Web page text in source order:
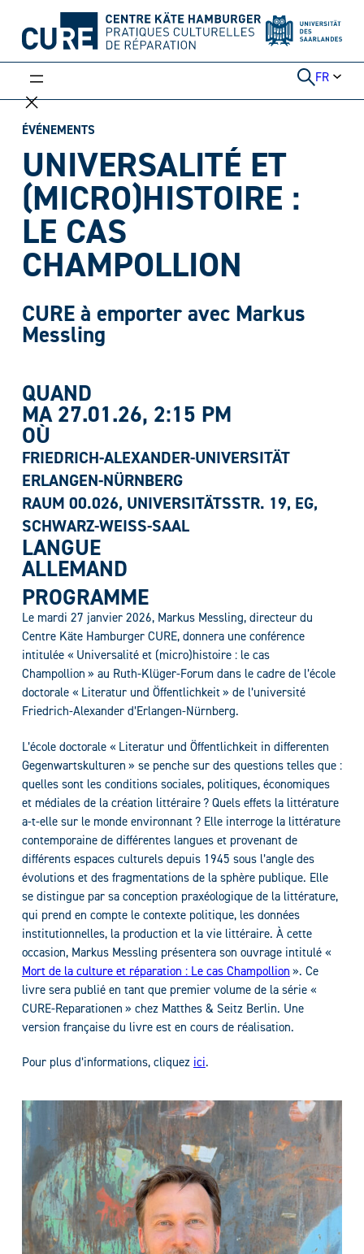
contenu
FR
ÉVÉNEMENTS
UNIVERSALITÉ ET
(MICRO)HISTOIRE :
LE CAS
CHAMPOLLION
CURE à emporter avec Markus
Messling
QUAND
MA 27.01.26, 2:15 PM
OÙ
FRIEDRICH-ALEXANDER-UNIVERSITÄT
ERLANGEN-NÜRNBERG
RAUM 00.026, UNIVERSITÄTSSTR. 19, EG,
SCHWARZ-WEISS-SAAL
LANGUE
ALLEMAND
PROGRAMME
Le mardi 27 janvier 2026, Markus Messling, directeur du
Centre Käte Hamburger CURE, donnera une conférence
intitulée « Universalité et (micro)histoire : le cas
Champollion » au Ruth-Klüger-Forum dans le cadre de l’école
doctorale « Literatur und Öffentlichkeit » de l’université
Friedrich-Alexander d’Erlangen-Nürnberg.
L’école doctorale « Literatur und Öffentlichkeit in differenten
Gegenwartskulturen » se penche sur des questions telles que :
quelles sont les conditions sociales, politiques, économiques
et médiales de la création littéraire ? Quels effets la littérature
a-t-elle sur le monde environnant ? Elle interroge la littérature
contemporaine de différentes langues et provenant de
différents espaces culturels depuis 1945 sous l’angle des
évolutions et des fragmentations de la sphère publique. Elle
se distingue par sa conception praxéologique de la littérature,
qui prend en compte le contexte politique, les données
institutionnelles, la production et la vie littéraire. À cette
occasion, Markus Messling présentera son ouvrage intitulé «
Mort de la culture et réparation : Le cas Champollion ». Ce
livre sera publié en tant que premier volume de la série «
CURE-Reparationen » chez Matthes & Seitz Berlin. Une
version française du livre est en cours de réalisation.
Pour plus d’informations, cliquez ici.